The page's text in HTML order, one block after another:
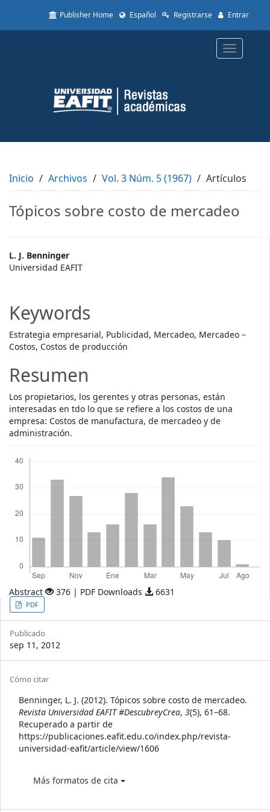
to
Content
Sidebar
Publisher Home Español Registrarse Entrar
Toggle
Inicio Archivos Vol. 3 Núm. 5 (1967) Artículos
Tópicos sobre costo de mercadeo
Main
Article
L. J. Benninger
Universidad EAFIT
Keywords
Estrategia empresarial, Publicidad, Mercadeo, Mercadeo –
Costos, Costos de producción
Resumen
Los propietarios, los gerentes y otras personas, están
interesadas en tdo lo que se refiere a los costos de una
empresa: Costos de manufactura, de mercadeo y de
administración.
Abstract 376 | PDF Downloads 6631
Article
Sidebar
PDF
Publicado
sep 11, 2012
Article
Details
Cómo citar
Benninger, L. J. (2012). Tópicos sobre costo de mercadeo.
Revista Universidad EAFIT #DescubreyCrea, 3(5), 61–68.
Recuperado a partir de
https://publicaciones.eafit.edu.co/index.php/revista-
universidad-eafit/article/view/1606
Más formatos de cita